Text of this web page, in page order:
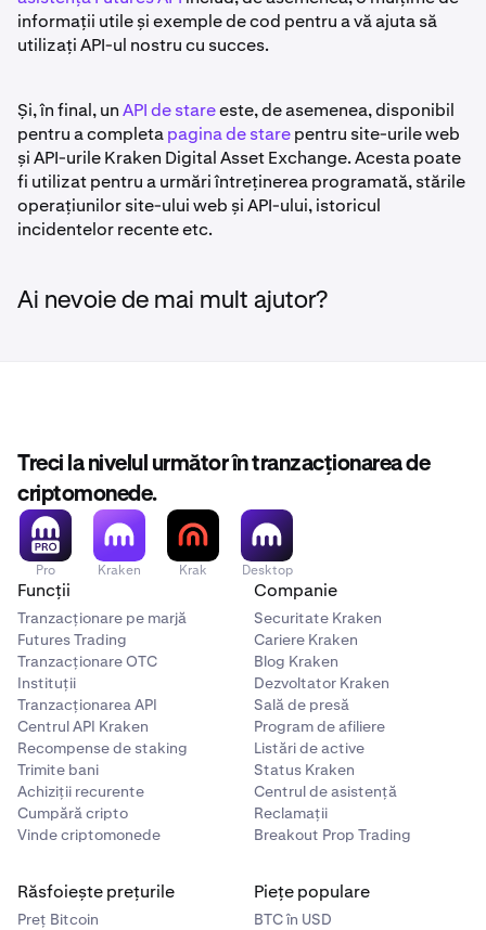
informații utile și exemple de cod pentru a vă ajuta să
utilizați API-ul nostru cu succes.
Și, în final, unAPI de stareeste, de asemenea, disponibil
pentru a completapagina de starepentru site-urile web
și API-urile Kraken Digital Asset Exchange. Acesta poate
fi utilizat pentru a urmări întreținerea programată, stările
operațiunilor site-ului web și API-ului, istoricul
incidentelor recente etc.
Ai nevoie de mai mult ajutor?
Treci la nivelul următor în tranzacționarea de
criptomonede.
Pro Kraken Krak Desktop
Funcții
Tranzacționare pe marjă
Futures Trading
Tranzacționare OTC
Instituții
Tranzacționarea API
Centrul API Kraken
Recompense de staking
Trimite bani
Achiziții recurente
Cumpără cripto
Vinde criptomonede
Companie
Securitate Kraken
Cariere Kraken
Blog Kraken
Dezvoltator Kraken
Sală de presă
Program de afiliere
Listări de active
Status Kraken
Centrul de asistență
Reclamații
Breakout Prop Trading
Răsfoiește prețurile
Preț Bitcoin
Piețe populare
BTC în USD